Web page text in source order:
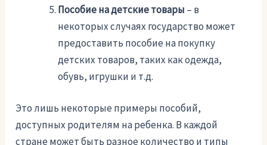
Пособие на детские товары – в
некоторых случаях государство может
предоставить пособие на покупку
детских товаров, таких как одежда,
обувь, игрушки и т.д.
Это лишь некоторые примеры пособий,
доступных родителям на ребенка. В каждой
стране может быть разное количество и типы